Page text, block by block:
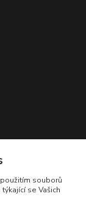
souborů
se Vašich